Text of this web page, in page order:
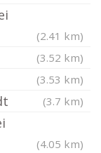
(2.41 km)
(3.52 km)
(3.53 km)
(3.7 km)
(4.05 km)